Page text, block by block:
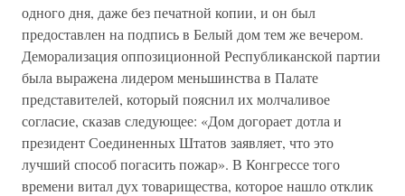
одного дня, даже без печатной копии, и он был
предоставлен на подпись в Белый дом тем же вечером.
Деморализация оппозиционной Республиканской партии
была выражена лидером меньшинства в Палате
представителей, который пояснил их молчаливое
согласие, сказав следующее: «Дом догорает дотла и
президент Соединенных Штатов заявляет, что это
лучший способ погасить пожар». В Конгрессе того
времени витал дух товарищества, которое нашло отклик